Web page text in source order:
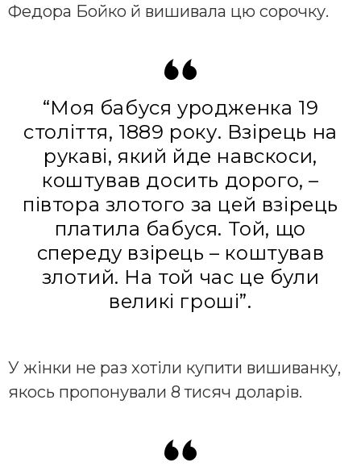
Федора Бойко й вишивала цю сорочку.
“Моя бабуся уродженка 19
століття, 1889 року. Взірець на
рукаві, який йде навскоси,
коштував досить дорого, –
півтора злотого за цей взірець
платила бабуся. Той, що
спереду взірець – коштував
злотий. На той час це були
великі гроші”.
У жінки не раз хотіли купити вишиванку,
якось пропонували 8 тисяч доларів.